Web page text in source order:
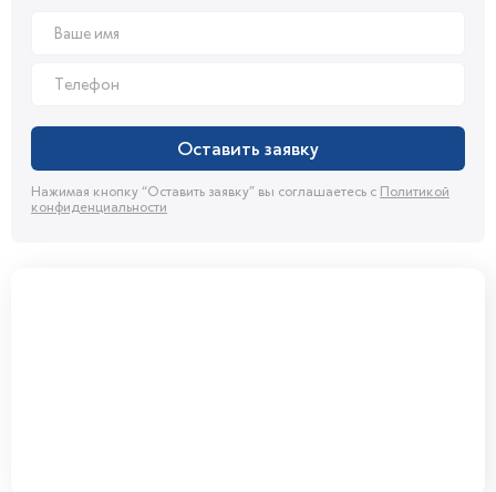
Оставить заявку
Нажимая кнопку “Оставить заявку” вы соглашаетесь с Политикой
конфиденциальности